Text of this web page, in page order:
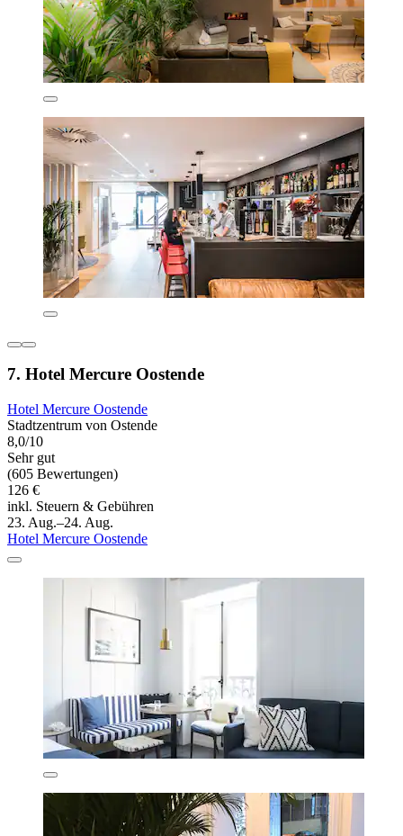
7. Hotel Mercure Oostende
Hotel Mercure Oostende
Stadtzentrum von Ostende
8,0/10
Sehr gut
(605 Bewertungen)
126 €
inkl. Steuern & Gebühren
23. Aug.–24. Aug.
Hotel Mercure Oostende